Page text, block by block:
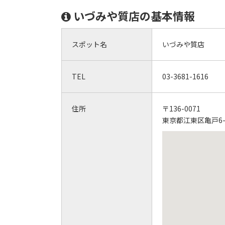
いづみや質店の基本情報
スポット名 いづみや質店
TEL 03-3681-1616
住所
〒136-0071
東京都江東区亀戸